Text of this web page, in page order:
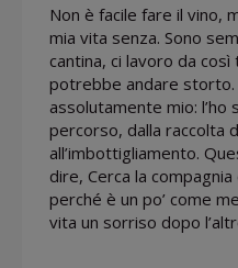
Non è facile fare il vino,
mia vita senza. Sono
cantina, ci lavoro da
potrebbe andare storto.
assolutamente mio:
percorso, dalla raccolta
all’imbottigliamento.
dire, Cerca la
perché è un po’ come
vita un sorriso dopo